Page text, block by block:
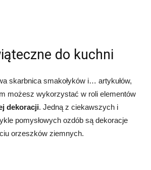
do kuchni
skarbnica smakołyków i… artykułów,
możesz wykorzystać w roli elementów
dekoracji. Jedną z ciekawszych i
pomysłowych ozdób są dekoracje
orzeszków ziemnych.